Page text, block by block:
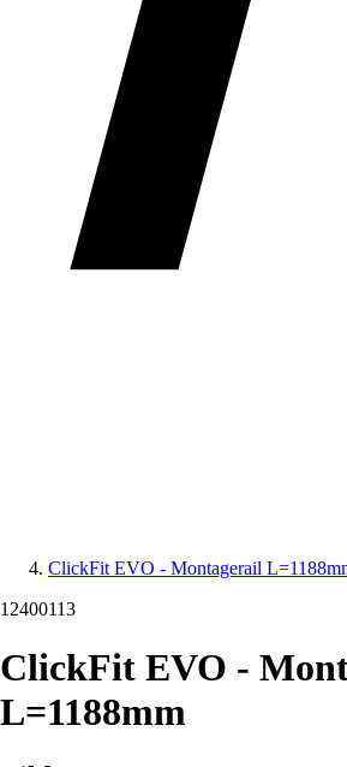
ClickFit EVO - Montagerail
12400113
ClickFit EVO -
L=1188mm